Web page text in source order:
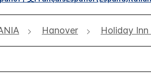
Hanover Holiday Inn